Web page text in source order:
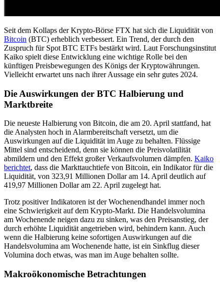
Seit dem Kollaps der Krypto-Börse FTX hat sich die Liquidität von
Bitcoin (BTC) erheblich verbessert. Ein Trend, der durch den
Zuspruch für Spot BTC ETFs bestärkt wird. Laut Forschungsinstitut
Kaiko spielt diese Entwicklung eine wichtige Rolle bei den
künftigen Preisbewegungen des Königs der Kryptowährungen.
Vielleicht erwartet uns nach ihrer Aussage ein sehr gutes 2024.
Die Auswirkungen der BTC Halbierung und
Marktbreite
Die neueste Halbierung von Bitcoin, die am 20. April stattfand, hat
die Analysten hoch in Alarmbereitschaft versetzt, um die
Auswirkungen auf die Liquidität im Auge zu behalten. Flüssige
Mittel sind entscheidend, denn sie können die Preisvolatilität
abmildern und den Effekt großer Verkaufsvolumen dämpfen. Kaiko
berichtet, dass die Markttauchtiefe von Bitcoin, ein Indikator für die
Liquidität, von 323,91 Millionen Dollar am 14. April deutlich auf
419,97 Millionen Dollar am 22. April zugelegt hat.
Trotz positiver Indikatoren ist der Wochenendhandel immer noch
eine Schwierigkeit auf dem Krypto-Markt. Die Handelsvolumina
am Wochenende neigen dazu zu sinken, was den Preisanstieg, der
durch erhöhte Liquidität angetrieben wird, behindern kann. Auch
wenn die Halbierung keine sofortigen Auswirkungen auf die
Handelsvolumina am Wochenende hatte, ist ein Sinkflug dieser
Volumina doch etwas, was man im Auge behalten sollte.
Makroökonomische Betrachtungen